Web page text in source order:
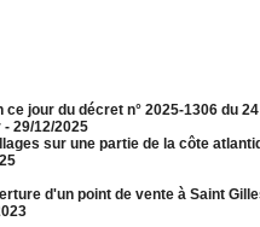
jour du décret n° 2025-1306 du
- 29/12/2025
sur une partie de la côte
d'un point de vente à Saint